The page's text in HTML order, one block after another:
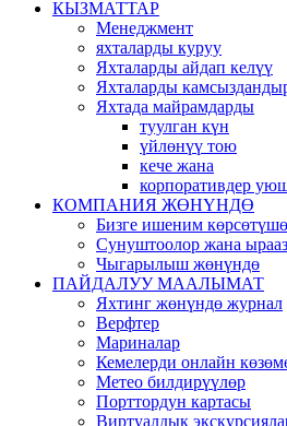
КЫЗМАТТАР
Менеджмент
яхталарды куруу
Яхталарды айдап келүү
Яхталарды
Яхтада майрамдарды
туулган күн
үйлөнүү тою
кече жана
корпоративдер
КОМПАНИЯ ЖӨНҮНДӨ
Бизге ишеним
Сунуштоолор жана
Чыгарылыш жөнүндө
ПАЙДАЛУУ МААЛЫМАТ
Яхтинг жөнүндө журнал
Верфтер
Мариналар
Кемелерди онлайн
Метео билдирүүлөр
Порттордун картасы
Виртуалдык